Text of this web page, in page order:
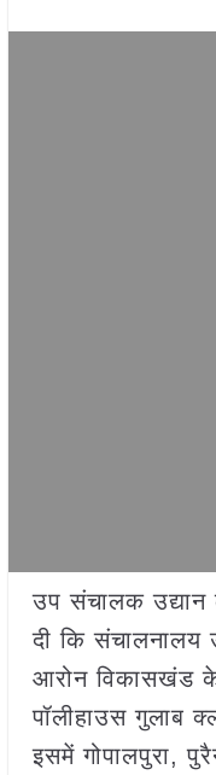
उप संचालक उद्यान
दी कि संचालनालय
आरोन विकासखंड
पॉलीहाउस गुलाब
इसमें गोपालपुरा,